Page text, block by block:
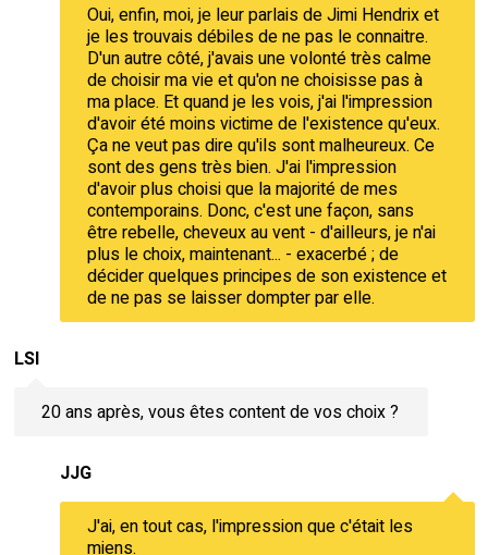
Oui, enfin, moi, je leur parlais de Jimi Hendrix et
je les trouvais débiles de ne pas le connaitre.
D'un autre côté, j'avais une volonté très calme
de choisir ma vie et qu'on ne choisisse pas à
ma place. Et quand je les vois, j'ai l'impression
d'avoir été moins victime de l'existence qu'eux.
Ça ne veut pas dire qu'ils sont malheureux. Ce
sont des gens très bien. J'ai l'impression
d'avoir plus choisi que la majorité de mes
contemporains. Donc, c'est une façon, sans
être rebelle, cheveux au vent - d'ailleurs, je n'ai
plus le choix, maintenant... - exacerbé ; de
décider quelques principes de son existence et
de ne pas se laisser dompter par elle.
LSI
20 ans après, vous êtes content de vos choix ?
JJG
J'ai, en tout cas, l'impression que c'était les
miens.